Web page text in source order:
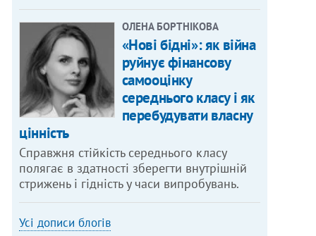
ОЛЕНА БОРТНІКОВА
«Нові бідні»: як війна
руйнує фінансову
самооцінку
середнього класу і як
перебудувати власну
цінність
Справжня стійкість середнього класу
полягає в здатності зберегти внутрішній
стрижень і гідність у часи випробувань.
Усі дописи блогів